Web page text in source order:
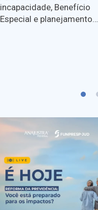
incapacidade, Benefício
Especial e planejamento…